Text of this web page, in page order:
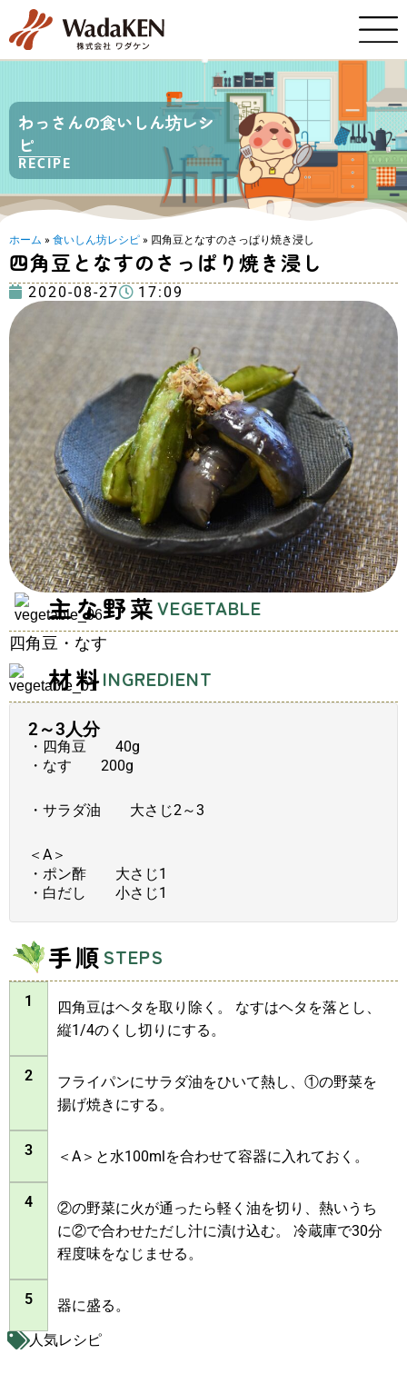
わっさんの食いしん坊レシ
ピ
RECIPE
ホーム » 食いしん坊レシピ» 四角豆となすのさっぱり焼き浸し
四角豆となすのさっぱり焼き浸し
2020-08-27 17:09
主な野菜VEGETABLE
四角豆・なす
材料INGREDIENT
2～3人分
・四角豆 40g
・なす 200g
・サラダ油 大さじ2～3
＜A＞
・ポン酢 大さじ1
・白だし 小さじ1
手順 STEPS
1
四角豆はヘタを取り除く。 なすはヘタを落とし、
縦1/4のくし切りにする。
2
フライパンにサラダ油をひいて熱し、①の野菜を
揚げ焼きにする。
3 ＜A＞と水100mlを合わせて容器に入れておく。
4
②の野菜に火が通ったら軽く油を切り、熱いうち
に②で合わせただし汁に漬け込む。 冷蔵庫で30分
程度味をなじませる。
5
器に盛る。
人気レシピ